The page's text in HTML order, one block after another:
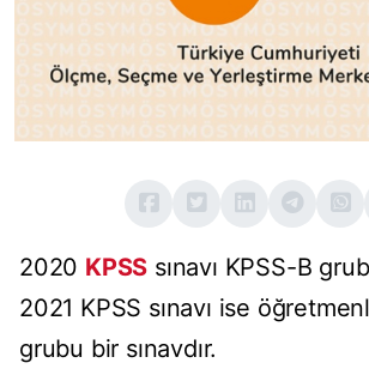
2020 KPSS sınavı KPSS-B
2021 KPSS sınavı ise
grubu bir sınavdır.